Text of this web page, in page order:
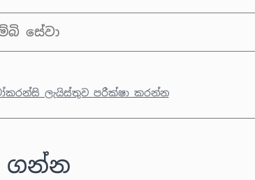
සේවා
ලැයිස්තුව පරීක්ෂා කරන්න
ගන්න